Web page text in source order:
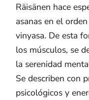
Räisänen hace
asanas en el
vinyasa. De esta
los músculos, se
la serenidad
Se describen con
psicológicos y